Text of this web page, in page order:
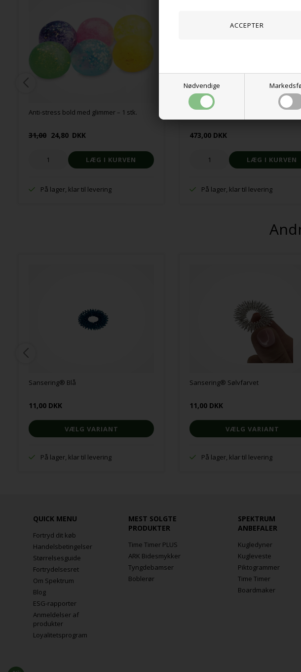
Nødvendige
Anti-stress bold med glimmer – 1 stk.
31,00 24,80 DKK
På lager, klar til levering
Fidgetkasse 16stk
473,00 DKK
På lager, klar til levering
Sansering® Blå
11,00 DKK
VÆLG VARIANT
På lager, klar til levering
Sansering® Sølvfarvet
11,00 DKK
VÆLG VARIANT
På lager, klar til levering
QUICK MENU
Fortryd dit køb
Handelsbetingelser
Størrelsesguide
Fortrydelsesret
Om Spektrum
Blog
ESG-rapporter
Anmeldelser af
produkter
Loyalitetsprogram
MEST SOLGTE
PRODUKTER
Time Timer PLUS
ARK Bidesmykker
Tyngdebamser
Boblerør
SPEKTRUM
ANBEFALER
Kugledyner
Kugleveste
Piktogrammer
Time Timer
Boardmaker